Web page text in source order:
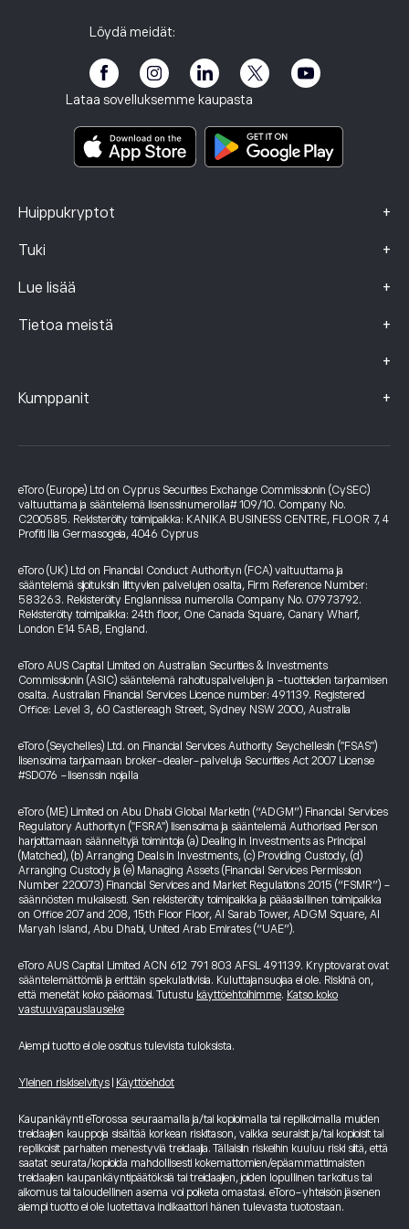
Löydä meidät:
Lataa sovelluksemme kaupasta
Huippukryptot +
Tuki +
Asiakkaan haavoittuvuus
Lue lisää +
Akatemia eToro
Tietoa meistä +
Julkaisutiedot
+
Riskitiedote
Käyttöehdot
Keskeistä tietoa sisältävät asiakirjat
Valitustiedot (FCA-asiakkaat)
Kumppanit +
Kumppanuusohjelma
Sijoitusvakuutus
eToro (Europe) Ltd on Cyprus Securities Exchange Commissionin (CySEC)
valtuuttama ja sääntelemä lisenssinumerolla# 109/10. Company No.
C200585. Rekisteröity toimipaikka: KANIKA BUSINESS CENTRE, FLOOR 7, 4
Profiti Ilia Germasogeia, 4046 Cyprus
eToro (UK) Ltd on Financial Conduct Authorityn (FCA) valtuuttama ja
sääntelemä sijoituksiin liittyvien palvelujen osalta, Firm Reference Number:
583263. Rekisteröity Englannissa numerolla Company No. 07973792.
Rekisteröity toimipaikka: 24th floor, One Canada Square, Canary Wharf,
London E14 5AB, England.
eToro AUS Capital Limited on Australian Securities & Investments
Commissionin (ASIC) sääntelemä rahoituspalvelujen ja -tuotteiden tarjoamisen
osalta. Australian Financial Services Licence number: 491139. Registered
Office: Level 3, 60 Castlereagh Street, Sydney NSW 2000, Australia
eToro (Seychelles) Ltd. on Financial Services Authority Seychellesin ("FSAS")
lisensoima tarjoamaan broker-dealer-palveluja Securities Act 2007 License
#SD076 -lisenssin nojalla
eToro (ME) Limited on Abu Dhabi Global Marketin (“ADGM”) Financial Services
Regulatory Authorityn ("FSRA") lisensoima ja sääntelemä Authorised Person
harjoittamaan säänneltyjä toimintoja (a) Dealing in Investments as Principal
(Matched), (b) Arranging Deals in Investments, (c) Providing Custody, (d)
Arranging Custody ja (e) Managing Assets (Financial Services Permission
Number 220073) Financial Services and Market Regulations 2015 (“FSMR”) -
säännösten mukaisesti. Sen rekisteröity toimipaikka ja pääasiallinen toimipaikka
on Office 207 and 208, 15th Floor Floor, Al Sarab Tower, ADGM Square, Al
Maryah Island, Abu Dhabi, United Arab Emirates (“UAE”).
eToro AUS Capital Limited ACN 612 791 803 AFSL 491139. Kryptovarat ovat
sääntelemättömiä ja erittäin spekulatiivisia. Kuluttajansuojaa ei ole. Riskinä on,
että menetät koko pääomasi. Tutustu käyttöehtoihimme. Katso koko
vastuuvapauslauseke
Aiempi tuotto ei ole osoitus tulevista tuloksista.
Yleinen riskiselvitys Käyttöehdot
Kaupankäynti eTorossa seuraamalla ja/tai kopioimalla tai replikoimalla muiden
treidaajien kauppoja sisältää korkean riskitason, vaikka seuraisit ja/tai kopioisit tai
replikoisit parhaiten menestyviä treidaajia. Tällaisiin riskeihin kuuluu riski siitä, että
saatat seurata/kopioida mahdollisesti kokemattomien/epäammattimaisten
treidaajien kaupankäyntipäätöksiä tai treidaajien, joiden lopullinen tarkoitus tai
aikomus tai taloudellinen asema voi poiketa omastasi. eToro-yhteisön jäsenen
aiempi tuotto ei ole luotettava indikaattori hänen tulevasta tuotostaan.